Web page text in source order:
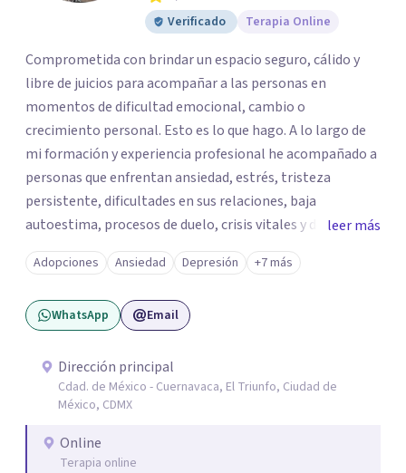
Verificado
Terapia Online
Comprometida con brindar un espacio seguro, cálido y
libre de juicios para acompañar a las personas en
momentos de dificultad emocional, cambio o
crecimiento personal. Esto es lo que hago. A lo largo de
mi formación y experiencia profesional he acompañado a
personas que enfrentan ansiedad, estrés, tristeza
persistente, dificultades en sus relaciones, baja
autoestima, procesos de duelo, crisis vitales y desafíos
relacionados con la adaptación a nuevas etapas de la vida.
Mi enfoque se basa en la escucha empática, el respeto por
la historia de cada persona y el trabajo conjunto para
desarrollar herramientas que favorezcan el bienestar
que buscar ayuda psicológica es un acto de valentía y
autocuidado. Mi objetivo es acompañarte para que puedas
comprender mejor lo que estás viviendo, fortalecer tus
recursos personales y construir una vida más plena y
congruente con tus necesidades y valores.
leer más
Adopciones Ansiedad Depresión +7 más
WhatsApp Email
Dirección principal
Cdad. de México - Cuernavaca, El Triunfo, Ciudad de
México, CDMX
Online
Terapia online